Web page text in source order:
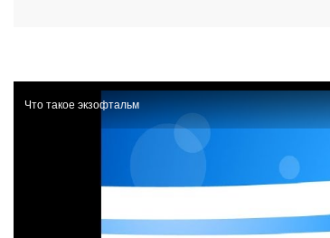
Что такое экзофтальм